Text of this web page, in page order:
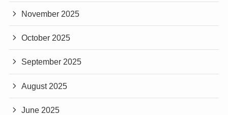
November 2025
October 2025
September 2025
August 2025
June 2025